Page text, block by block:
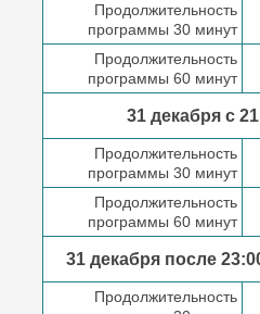
Продолжительность
программы 30 минут
Продолжительность
программы 60 минут
31 декабря с
Продолжительность
программы 30 минут
Продолжительность
программы 60 минут
31 декабря после
Продолжительность